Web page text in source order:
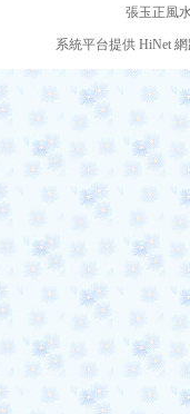
張玉正風
系統平台提供 HiNet